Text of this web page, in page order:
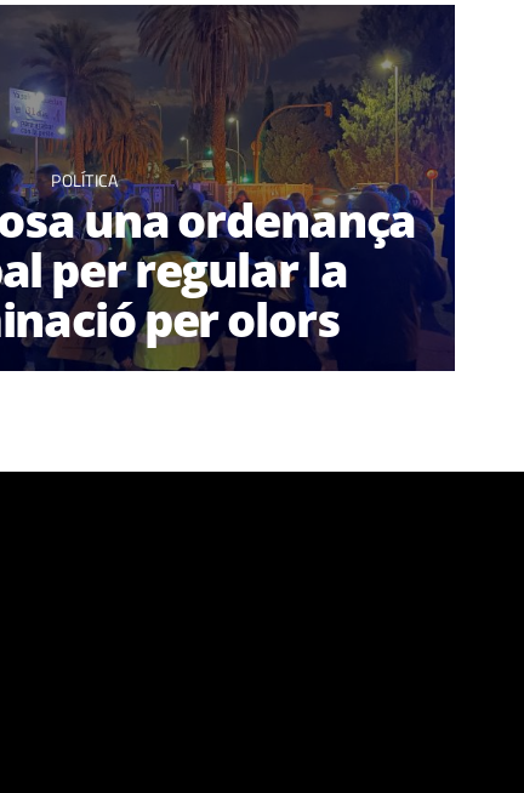
POLÍTICA
una ordenança
per regular la
per olors